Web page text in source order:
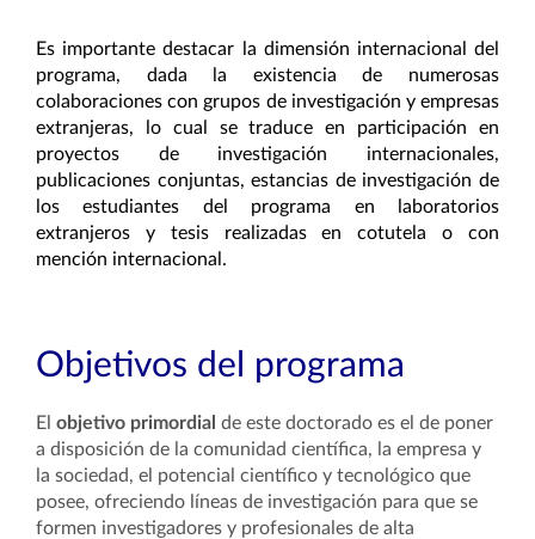
Es importante destacar la dimensión internacional del
programa, dada la existencia de numerosas
colaboraciones con grupos de investigación y empresas
extranjeras, lo cual se traduce en participación en
proyectos de investigación internacionales,
publicaciones conjuntas, estancias de investigación de
los estudiantes del programa en laboratorios
extranjeros y tesis realizadas en cotutela o con
mención internacional.
Objetivos del programa
El objetivo primordial de este doctorado es el de poner
a disposición de la comunidad científica, la empresa y
la sociedad, el potencial científico y tecnológico que
posee, ofreciendo líneas de investigación para que se
formen investigadores y profesionales de alta